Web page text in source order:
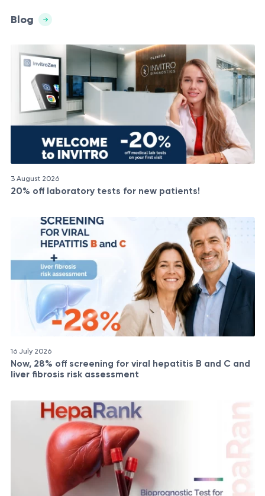
Blog
3 August 2026
20% off laboratory tests for new patients!
16 July 2026
Now, 28% off screening for viral hepatitis B and C and
liver fibrosis risk assessment